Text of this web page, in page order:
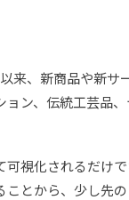
、新商品や新サ
ン、伝統工芸品
視化されるだけ
とから、少し先